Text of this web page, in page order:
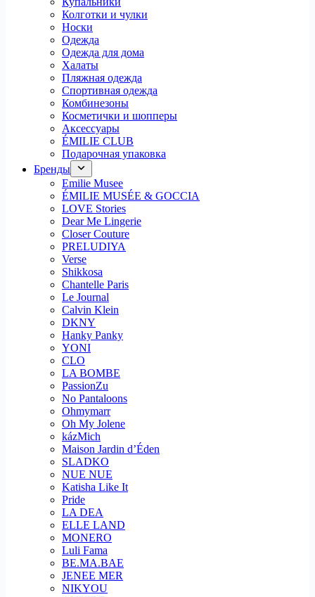
Колготки и чулки
Носки
Одежда
Одежда для дома
Халаты
Пляжная одежда
Спортивная одежда
Комбинезоны
Косметички и шопперы
Аксессуары
ÉMILIE CLUB
Подарочная упаковка
Бренды
Emilie Musee
ÉMILIE MUSÉE & GOCCIA
LOVE Stories
Dear Me Lingerie
Closer Couture
PRELUDIYA
Verse
Shikkosa
Chantelle Paris
Le Journal
Calvin Klein
DKNY
Hanky Panky
YONI
CLO
LA BOMBE
PassionZu
No Pantaloons
Ohmymarr
Oh My Jolene
kázMich
Maison Jardin d’Éden
SLADKO
NUE NUE
Katisha Like It
Pride
LA DEA
ELLE LAND
MONERO
Luli Fama
BE.MA.BAE
JENEE MER
NIKYOU